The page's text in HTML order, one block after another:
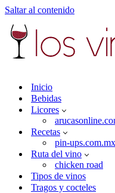
Saltar al contenido
Inicio
Bebidas
Licores
Recetas
pin-ups.com.mx
Ruta del vino
chicken road
Tipos de vinos
Tragos y cocteles